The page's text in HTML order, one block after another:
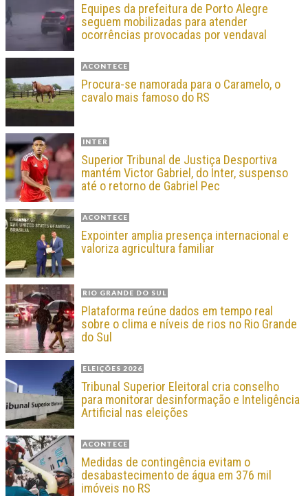
Equipes da prefeitura de Porto Alegre
seguem mobilizadas para atender
ocorrências provocadas por vendaval
ACONTECE
Procura-se namorada para o Caramelo, o
cavalo mais famoso do RS
INTER
Superior Tribunal de Justiça Desportiva
mantém Victor Gabriel, do Inter, suspenso
até o retorno de Gabriel Pec
ACONTECE
Expointer amplia presença internacional e
valoriza agricultura familiar
RIO GRANDE DO SUL
Plataforma reúne dados em tempo real
sobre o clima e níveis de rios no Rio Grande
do Sul
ELEIÇÕES 2026
Tribunal Superior Eleitoral cria conselho
para monitorar desinformação e Inteligência
Artificial nas eleições
ACONTECE
Medidas de contingência evitam o
desabastecimento de água em 376 mil
imóveis no RS